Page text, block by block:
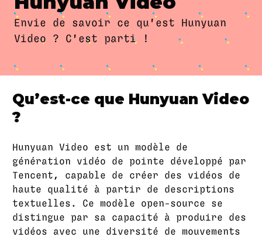
Envie de savoir ce qu'est Hunyuan
Video ? C'est parti !
Qu’est-ce que Hunyuan Video
?
Hunyuan Video est un modèle de
génération vidéo de pointe développé par
Tencent, capable de créer des vidéos de
haute qualité à partir de descriptions
textuelles. Ce modèle open-source se
distingue par sa capacité à produire des
vidéos avec une diversité de mouvements